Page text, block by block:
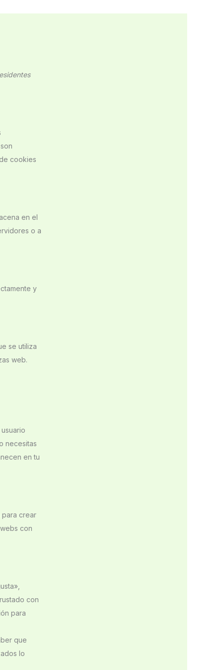
cookies
en el
o a
y
se utiliza
web.
necesitas
en tu
para crear
con
con
para
que
lo